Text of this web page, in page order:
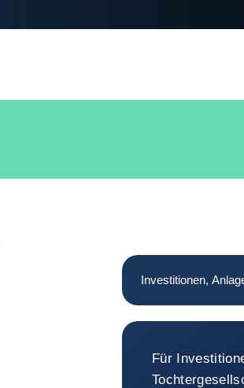
Investitionen,
Für